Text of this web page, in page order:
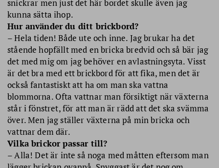
snickrar men just det här bordet skulle även jag
kunna sätta ihop.
Hur använder du ditt brickbord?
– Hela tiden! Både ute och inne. Jag brukar ha det
stående hopfällt med en bricka bredvid och så bär jag
det med mig om jag behöver en avlastningsyta. Visst
är det bra med ett brickbord för att fika, men det är
också fantastiskt att ha om man ska vattna
blommorna. Ofta vattnar man försiktigt när växterna
står i fönstret, för att man är rädd att det ska svämma
över. Men jag ställer växterna på min bricka och
vattnar dem där.
Vilka brickor passar till?
– Alla! Det är inte så noga med måtten eftersom man